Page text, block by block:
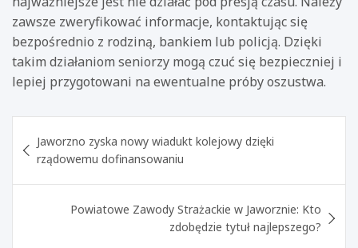
zawsze zweryfikować informacje, kontaktując się
bezpośrednio z rodziną, bankiem lub policją. Dzięki
takim działaniom seniorzy mogą czuć się bezpieczniej i
lepiej przygotowani na ewentualne próby oszustwa.
wpisu
Jaworzno zyska nowy wiadukt kolejowy dzięki
rządowemu dofinansowaniu
Powiatowe Zawody Strażackie w Jaworznie: Kto
zdobędzie tytuł najlepszego?